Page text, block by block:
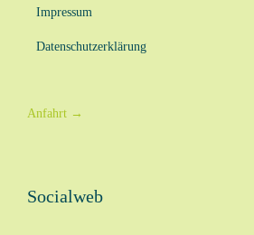
Impressum
Datenschutzerklärung
Anfahrt →
Socialweb